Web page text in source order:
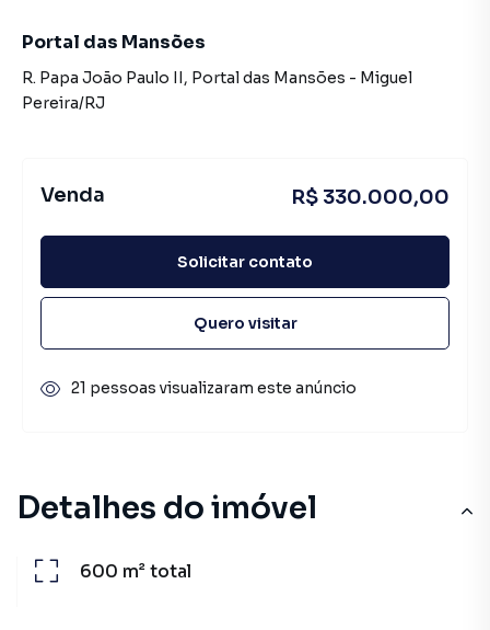
Detalhes do imóvel
600 m²total
Portal das Mansões
R. Papa João Paulo II, Portal das Mansões - Miguel
Pereira/RJ
Venda R$ 330.000,00
Solicitar contato
Quero visitar
21 pessoas visualizaram este anúncio